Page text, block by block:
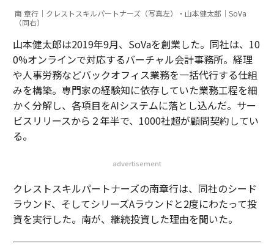
南 章行｜クレストスキルパートナーズ（写真左）・山本健太郎｜SoVa
（同右）
山本健太郎は2019年9月、SoVaを創業した。同社は、10
0%オンラインで対応するバーチャル会計事務所。経理
や人事労務などバックオフィス業務を一括代行する仕組
みを構築。専門家の経験知に依存していた業務工程を細
かく分解し、各項目をAIシステムに落とし込んだ。サー
ビスリリースから２年半で、1000社超が顧問契約してい
る。
advertisement
クレストスキルパートナーズの南章行は、同社のシード
ラウンド、そしてシリーズAラウンドと2度にわたって投
資を実行した。南が、継続投資した理由を聞いた。